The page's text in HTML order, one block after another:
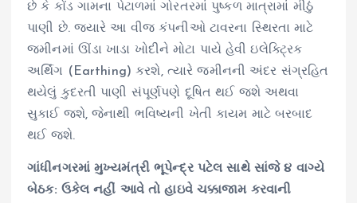
છે કે કોંડ ગામના પેટાળમાં ગોરતરમાં પુષ્કળ માત્રામાં મીઠું
પાણી છે. જ્યારે આ વીજ કંપનીઓ ટાવરના સ્થિરતા માટે
જમીનમાં ઊંડા ખાડા ખોદીને મોટા પાયે હેવી ઇલેક્ટ્રિક
અર્થિંગ (Earthing) કરશે, ત્યારે જમીનની અંદર સંગ્રહિત
થયેલું કુદરતી પાણી સંપૂર્ણપણે દૂષિત થઈ જશે અથવા
સુકાઈ જશે, જેનાથી ભવિષ્યની ખેતી કાયમ માટે બરબાદ
થઈ જશે.
ગાંધીનગરમાં મુખ્યમંત્રી ભૂપેન્દ્ર પટેલ સાથે સાંજે ૪ વાગ્યે
બેઠક: ઉકેલ નહીં આવે તો હાઇવે ચક્કાજામ કરવાની